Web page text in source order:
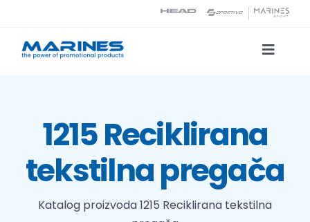
content
Toggle
Tehnologije tiska
O nama
1215 Reciklirana
tekstilna pregača
Katalog proizvoda1215 Reciklirana tekstilna